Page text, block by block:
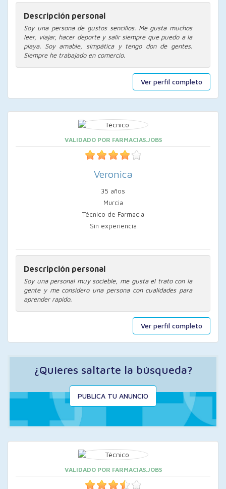
Ver perfil completo
Descripción personal
Soy una persona de gustos sencillos. Me gusta muchos
leer, viajar, hacer deporte y salir siempre que puedo a la
playa. Soy amable, simpática y tengo don de gentes.
Siempre he trabajado en comercio.
Ver perfil completo
VALIDADO POR FARMACIAS.JOBS
Veronica
35 años
Murcia
Técnico de Farmacia
Sin experiencia
Descripción personal
Soy una personal muy socieble, me gusta el trato con la
gente y me considero una persona con cualidades para
aprender rapido.
¿Quieres saltarte la búsqueda?
PUBLICA TU ANUNCIO
VALIDADO POR FARMACIAS.JOBS